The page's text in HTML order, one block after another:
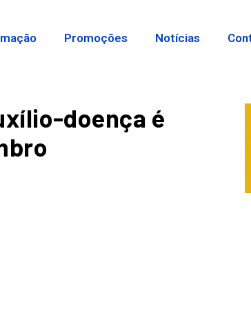
Promoções Notícias
doença é